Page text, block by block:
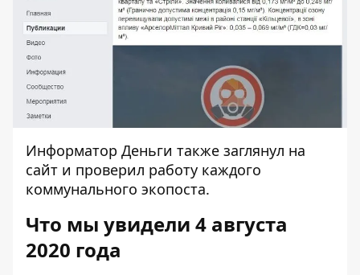
Информатор Деньги также заглянул на
сайт и проверил работу каждого
коммунального экопоста.
Что мы увидели 4 августа
2020 года